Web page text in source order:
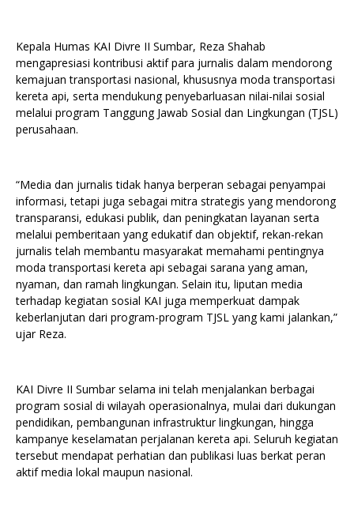
Kepala Humas KAI Divre II Sumbar, Reza Shahab
mengapresiasi kontribusi aktif para jurnalis dalam mendorong
kemajuan transportasi nasional, khususnya moda transportasi
kereta api, serta mendukung penyebarluasan nilai-nilai sosial
melalui program Tanggung Jawab Sosial dan Lingkungan (TJSL)
perusahaan.
“Media dan jurnalis tidak hanya berperan sebagai penyampai
informasi, tetapi juga sebagai mitra strategis yang mendorong
transparansi, edukasi publik, dan peningkatan layanan serta
melalui pemberitaan yang edukatif dan objektif, rekan-rekan
jurnalis telah membantu masyarakat memahami pentingnya
moda transportasi kereta api sebagai sarana yang aman,
nyaman, dan ramah lingkungan. Selain itu, liputan media
terhadap kegiatan sosial KAI juga memperkuat dampak
keberlanjutan dari program-program TJSL yang kami jalankan,”
ujar Reza.
KAI Divre II Sumbar selama ini telah menjalankan berbagai
program sosial di wilayah operasionalnya, mulai dari dukungan
pendidikan, pembangunan infrastruktur lingkungan, hingga
kampanye keselamatan perjalanan kereta api. Seluruh kegiatan
tersebut mendapat perhatian dan publikasi luas berkat peran
aktif media lokal maupun nasional.